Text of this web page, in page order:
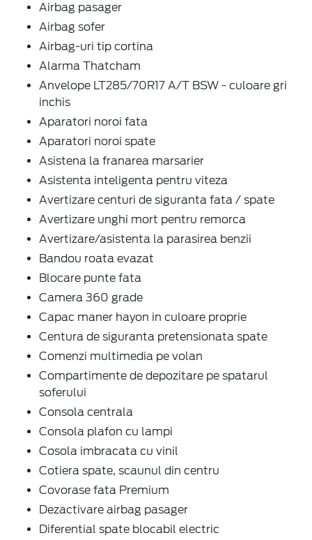
Airbag pasager
Airbag sofer
Airbag-uri tip cortina
Alarma Thatcham
Anvelope LT285/70R17 A/T BSW - culoare gri
inchis
Aparatori noroi fata
Aparatori noroi spate
Asistena la franarea marsarier
Asistenta inteligenta pentru viteza
Avertizare centuri de siguranta fata / spate
Avertizare unghi mort pentru remorca
Avertizare/asistenta la parasirea benzii
Bandou roata evazat
Blocare punte fata
Camera 360 grade
Capac maner hayon in culoare proprie
Centura de siguranta pretensionata spate
Comenzi multimedia pe volan
Compartimente de depozitare pe spatarul
soferului
Consola centrala
Consola plafon cu lampi
Cosola imbracata cu vinil
Cotiera spate, scaunul din centru
Covorase fata Premium
Dezactivare airbag pasager
Diferential spate blocabil electric